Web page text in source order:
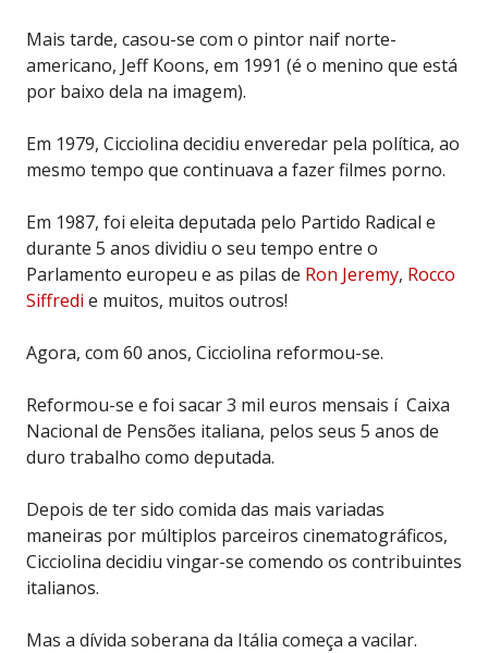
Mais tarde, casou-se com o pintor naif norte-
americano, Jeff Koons, em 1991 (é o menino que está
por baixo dela na imagem).
Em 1979, Cicciolina decidiu enveredar pela política, ao
mesmo tempo que continuava a fazer filmes porno.
Em 1987, foi eleita deputada pelo Partido Radical e
durante 5 anos dividiu o seu tempo entre o
Parlamento europeu e as pilas de Ron Jeremy, Rocco
Siffredi e muitos, muitos outros!
Agora, com 60 anos, Cicciolina reformou-se.
Reformou-se e foi sacar 3 mil euros mensais í Caixa
Nacional de Pensões italiana, pelos seus 5 anos de
duro trabalho como deputada.
Depois de ter sido comida das mais variadas
maneiras por múltiplos parceiros cinematográficos,
Cicciolina decidiu vingar-se comendo os contribuintes
italianos.
Mas a dívida soberana da Itália começa a vacilar.